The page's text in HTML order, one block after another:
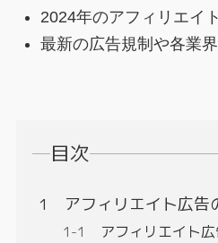
2024年のアフィリエイ
最新の広告規制や各業
目次
アフィリエイト広告
アフィリエイト